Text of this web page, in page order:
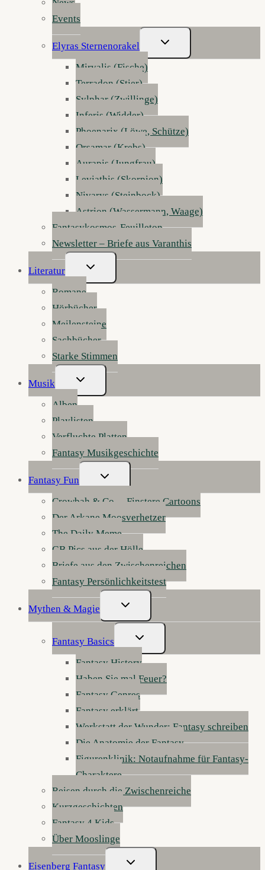
News
Events
Elyras Sternenorakel
Untermenü
Umschalten
Mirvalis (Fische)
Terradon (Stier)
Sylphar (Zwillinge)
Inferis (Widder)
Phoenarix (Löwe, Schütze)
Orsamar (Krebs)
Aurapis (Jungfrau)
Leviathis (Skorpion)
Nivarys (Steinbock)
Astrion (Wassermann, Waage)
Fantasykosmos-Feuilleton
Newsletter – Briefe aus Varanthis
Literatur
Untermenü
Umschalten
Romane
Hörbücher
Meilensteine
Sachbücher
Starke Stimmen
Musik
Untermenü
Umschalten
Alben
Playlisten
Verfluchte Platten
Fantasy Musikgeschichte
Fantasy Fun
Untermenü
Umschalten
Crowbah & Co. – Finstere Cartoons
Der Arkane Moosverhetzer
The Daily Meme
GB Pics aus der Hölle
Briefe aus den Zwischenreichen
Fantasy Persönlichkeitstest
Mythen & Magie
Untermenü
Umschalten
Fantasy Basics
Untermenü
Umschalten
Fantasy History
Haben Sie mal Feuer?
Fantasy Genres
Fantasy erklärt
Werkstatt der Wunder: Fantasy schreiben
Die Anatomie der Fantasy
Figurenklinik: Notaufnahme für Fantasy-
Charaktere
Reisen durch die Zwischenreiche
Kurzgeschichten
Fantasy 4 Kids
Über Mooslinge
Eisenberg Fantasy
Untermenü